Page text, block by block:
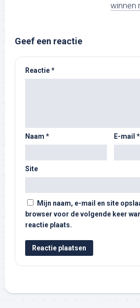
winnen
Geef een reactie
Reactie*
Naam * E-mail *
Site
Mijn naam, e-mail en site
browser voor de volgende keer
reactie plaats.